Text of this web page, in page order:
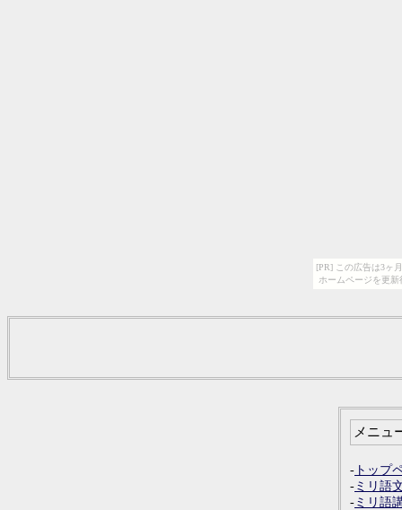
[PR] この広告は3ヶ
ホームページを更
メニュ
- トップ
- ミリ語
- ミリ語